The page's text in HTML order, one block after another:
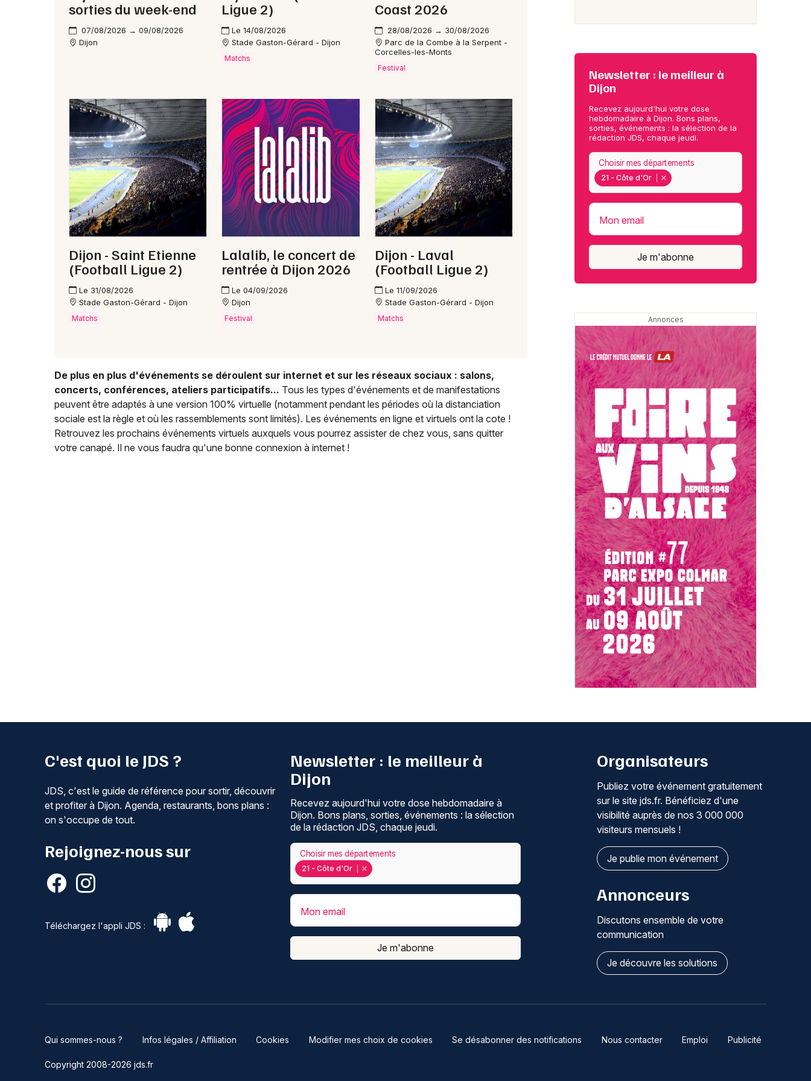
Newsletter des sorties
Actus à Dijon
Magazine à Dijon
21 - Côte d'Or
Choisir mes départements
Je m'abonne
sorties du week-end
07/08/2026 → 09/08/2026
Dijon
Ligue 2)
Le 14/08/2026
Stade Gaston-Gérard - Dijon
Matchs
Coast 2026
28/08/2026 → 30/08/2026
Parc de la Combe à la Serpent -
Corcelles-les-Monts
Festival
Dijon - Saint Etienne
(Football Ligue 2)
Le 31/08/2026
Stade Gaston-Gérard - Dijon
Matchs
Lalalib, le concert de
rentrée à Dijon 2026
Le 04/09/2026
Dijon
Festival
Dijon - Laval
(Football Ligue 2)
Le 11/09/2026
Stade Gaston-Gérard - Dijon
Matchs
De plus en plus d'événements se déroulent sur internet et sur les réseaux sociaux : salons,
concerts, conférences, ateliers participatifs... Tous les types d'événements et de manifestations
peuvent être adaptés à une version 100% virtuelle (notamment pendant les périodes où la distanciation
sociale est la règle et où les rassemblements sont limités). Les événements en ligne et virtuels ont la cote !
Retrouvez les prochains événements virtuels auxquels vous pourrez assister de chez vous, sans quitter
votre canapé. Il ne vous faudra qu'une bonne connexion à internet !
Newsletter : le meilleur à
Dijon
Recevez aujourd'hui votre dose
hebdomadaire à Dijon. Bons plans,
sorties, événements : la sélection de la
rédaction JDS, chaque jeudi.
21 - Côte d'Or
Choisir mes départements
Mon email
Je m'abonne
C'est quoi le JDS ?
JDS, c'est le guide de référence pour sortir, découvrir
et profiter à Dijon. Agenda, restaurants, bons plans :
on s'occupe de tout.
Rejoignez-nous sur
Téléchargez l'appli JDS :
Newsletter : le meilleur à
Dijon
Recevez aujourd'hui votre dose hebdomadaire à
Dijon. Bons plans, sorties, événements : la sélection
de la rédaction JDS, chaque jeudi.
21 - Côte d'Or
Choisir mes départements
Mon email
Je m'abonne
Organisateurs
Publiez votre événement gratuitement
sur le site jds.fr. Bénéficiez d'une
visibilité auprès de nos 3 000 000
visiteurs mensuels !
Je publie mon événement
Annonceurs
Discutons ensemble de votre
communication
Je découvre les solutions
Qui sommes-nous ? Infos légales / Affiliation Cookies Modifier mes choix de cookies Se désabonner des notifications Nous contacter Emploi Publicité
Copyright 2008-2026 jds.fr